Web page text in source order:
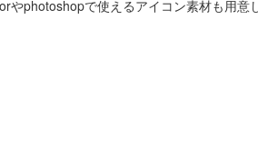
やphotoshopで使えるアイコン素材も用意